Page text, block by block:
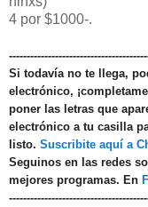
4 por $1000-.
Si todavía no te llega,
electrónico,
poner las letras que
electrónico a tu casilla
listo. Suscribite aquí a
Seguinos en las redes
mejores programas. En